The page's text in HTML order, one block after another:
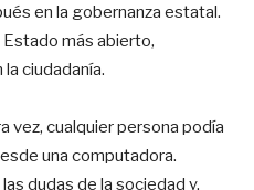
en la gobernanza estatal.
Estado más abierto,
ciudadanía.
vez, cualquier persona podía
una computadora.
dudas de la sociedad y,